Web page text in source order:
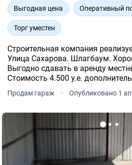
Выгодная цена Оперативный
Торг уместен
Строительная компания
Улица Сахарова. Шлагбаум.
Выгодно сдавать в аренду
Стоимость 4.500 у.е.
Возможна покупка в рассрочку
сразу парковать Ваше авто и
Продам гараж · Опубликовано 1